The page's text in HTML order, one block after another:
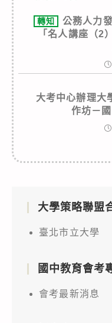
轉知
公務人力
「名人講座（2
大考中心辦理大
作坊－
大學策略聯盟
臺北市立大學
國中教育會考
會考最新消息